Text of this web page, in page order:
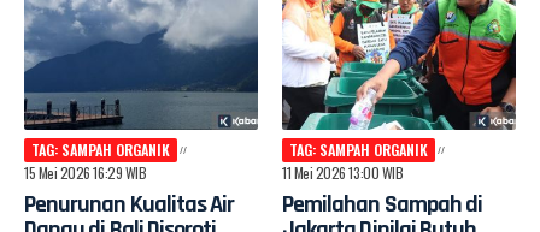
TAG: SAMPAH ORGANIK
15 Mei 2026 16:29 WIB
Penurunan Kualitas Air
TAG: SAMPAH ORGANIK
11 Mei 2026 13:00 WIB
Pemilahan Sampah di